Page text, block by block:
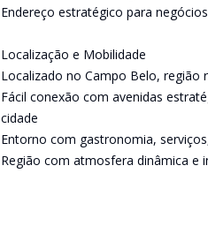
Endereço estratégico para
Localização e Mobilidade
Localizado no Campo Belo, região
Fácil conexão com avenidas
cidade
Entorno com gastronomia,
Região com atmosfera dinâmica e